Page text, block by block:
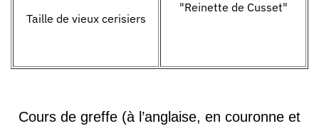
Taille de vieux cerisiers
"Reinette de Cusset"
Cours de greffe (à l’anglaise, en couronne et